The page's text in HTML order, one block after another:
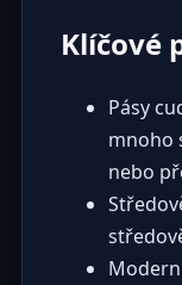
Klíčové
Pásy
mnoho
nebo